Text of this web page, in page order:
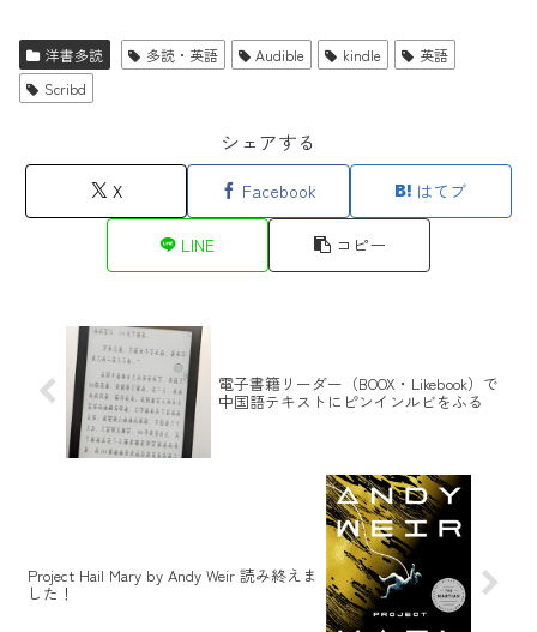
洋書多読 多読・英語 Audible kindle
英語
Scribd
シェアする
X Facebook はてブ
LINE コピー
電子書籍リーダー（BOOX・Likebook）で
中国語テキストにピンインルビをふる
Project Hail Mary by Andy Weir 読み終えま
した！